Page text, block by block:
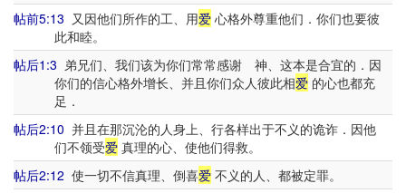
帖前5:13 又因他们所作的工、用爱 心格外尊重他们．你们也要彼
此和睦。
帖后1:3 弟兄们、我们该为你们常常感谢 神、这本是合宜的．因
你们的信心格外增长、并且你们众人彼此相爱的心也都充
足．
帖后2:10 并且在那沉沦的人身上、行各样出于不义的诡诈．因他
们不领受爱真理的心、使他们得救。
帖后2:12 使一切不信真理、倒喜爱 不义的人、都被定罪。